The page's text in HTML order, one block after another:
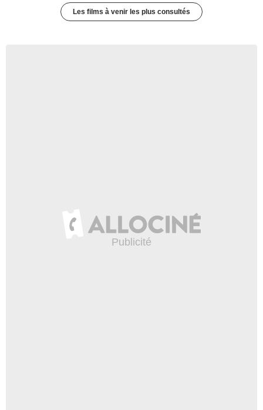
Les films à venir les plus consultés